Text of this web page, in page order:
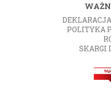
POLITYKA
SKARGI